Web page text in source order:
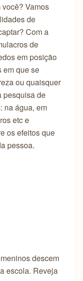
Vamos
de
Com a
de
em posição
em que se
ou quaisquer
pesquisa de
na água, em
etc e
os efeitos que
pessoa.
descem
escola. Reveja